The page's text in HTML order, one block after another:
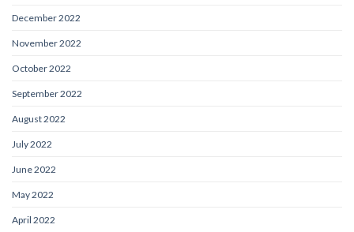
December 2022
November 2022
October 2022
September 2022
August 2022
July 2022
June 2022
May 2022
April 2022